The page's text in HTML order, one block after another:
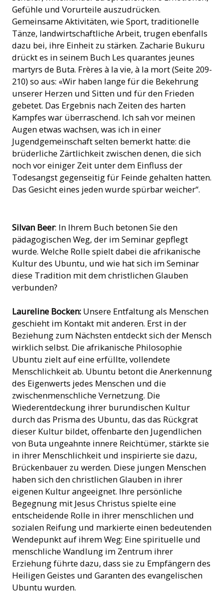
Gefühle und Vorurteile auszudrücken.
Gemeinsame Aktivitäten, wie Sport, traditionelle
Tänze, landwirtschaftliche Arbeit, trugen ebenfalls
dazu bei, ihre Einheit zu stärken. Zacharie Bukuru
drückt es in seinem Buch Les quarantes jeunes
martyrs de Buta. Frères à la vie, à la mort (Seite 209-
210) so aus: «Wir haben lange für die Bekehrung
unserer Herzen und Sitten und für den Frieden
gebetet. Das Ergebnis nach Zeiten des harten
Kampfes war überraschend. Ich sah vor meinen
Augen etwas wachsen, was ich in einer
Jugendgemeinschaft selten bemerkt hatte: die
brüderliche Zärtlichkeit zwischen denen, die sich
noch vor einiger Zeit unter dem Einfluss der
Todesangst gegenseitig für Feinde gehalten hatten.
Das Gesicht eines jeden wurde spürbar weicher“.
Silvan Beer: In Ihrem Buch betonen Sie den
pädagogischen Weg, der im Seminar gepflegt
wurde. Welche Rolle spielt dabei die afrikanische
Kultur des Ubuntu, und wie hat sich im Seminar
diese Tradition mit dem christlichen Glauben
verbunden?
Laureline Bocken: Unsere Entfaltung als Menschen
geschieht im Kontakt mit anderen. Erst in der
Beziehung zum Nächsten entdeckt sich der Mensch
wirklich selbst. Die afrikanische Philosophie
Ubuntu zielt auf eine erfüllte, vollendete
Menschlichkeit ab. Ubuntu betont die Anerkennung
des Eigenwerts jedes Menschen und die
zwischenmenschliche Vernetzung. Die
Wiederentdeckung ihrer burundischen Kultur
durch das Prisma des Ubuntu, das das Rückgrat
dieser Kultur bildet, offenbarte den Jugendlichen
von Buta ungeahnte innere Reichtümer, stärkte sie
in ihrer Menschlichkeit und inspirierte sie dazu,
Brückenbauer zu werden. Diese jungen Menschen
haben sich den christlichen Glauben in ihrer
eigenen Kultur angeeignet. Ihre persönliche
Begegnung mit Jesus Christus spielte eine
entscheidende Rolle in ihrer menschlichen und
sozialen Reifung und markierte einen bedeutenden
Wendepunkt auf ihrem Weg: Eine spirituelle und
menschliche Wandlung im Zentrum ihrer
Erziehung führte dazu, dass sie zu Empfängern des
Heiligen Geistes und Garanten des evangelischen
Ubuntu wurden.